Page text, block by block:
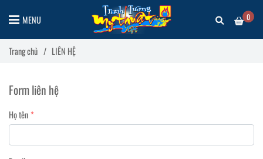
0
MENU
Trang chủ / LIÊN HỆ
Form liên hệ
Họ tên